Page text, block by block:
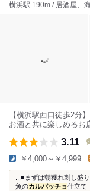
横浜駅 190m / 居酒屋、
【横浜駅西口徒歩2分
お酒と共に楽しめるお
3.11
￥4,000～￥4,999
...■まずは朝獲れ刺し
魚のカルパッチョ仕立て